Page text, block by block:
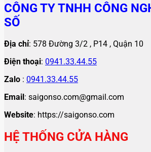
CÔNG TY TNHH CÔNG
SỐ
Địa chỉ: 578 Đường 3/2 , P14 , Quận 10
Điện thoại: 0941.33.44.55
Zalo : 0941.33.44.55
Email : saigonso.com@gmail.com
Website: https://saigonso.com
HỆ THỐNG CỬA HÀNG